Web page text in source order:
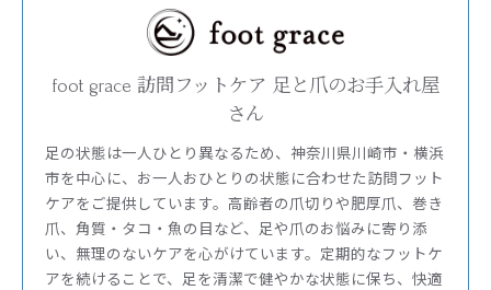
foot grace 訪問フットケア 足と爪のお手入れ屋
さん
足の状態は一人ひとり異なるため、神奈川県川崎市・横浜
市を中心に、お一人おひとりの状態に合わせた訪問フット
ケアをご提供しています。高齢者の爪切りや肥厚爪、巻き
爪、角質・タコ・魚の目など、足や爪のお悩みに寄り添
い、無理のないケアを心がけています。定期的なフットケ
アを続けることで、足を清潔で健やかな状態に保ち、快適